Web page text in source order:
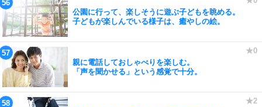
公園に行って、楽しそうに遊ぶ子どもを眺める。
子どもが楽しんでいる様子は、癒やしの絵。
親に電話しておしゃべりを楽しむ。
「声を聞かせる」という感覚で十分。